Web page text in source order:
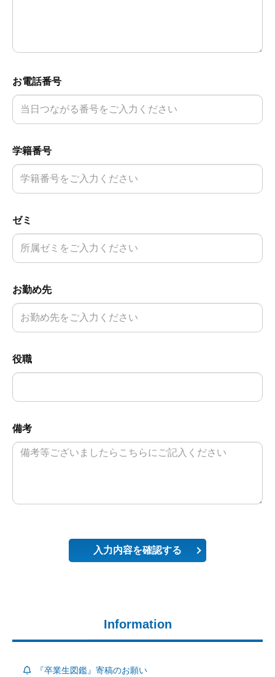
お電話番号
学籍番号
ゼミ
お勤め先
役職
備考
入力内容を確認する
Information
『卒業生図鑑』寄稿のお願い